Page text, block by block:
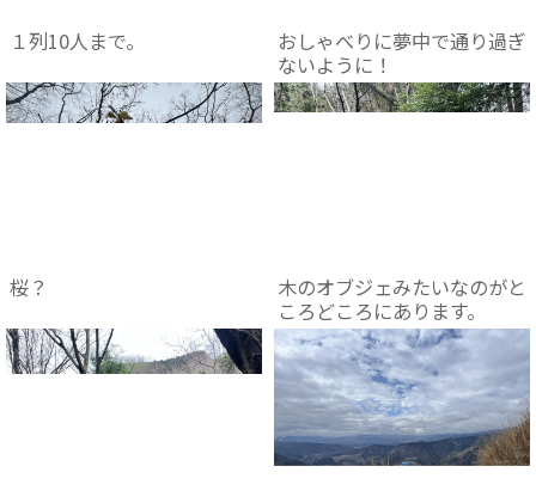
１列10人まで。
おしゃべりに夢中で通り過ぎ
ないように！
桜？
木のオブジェみたいなのがと
ころどころにあります。